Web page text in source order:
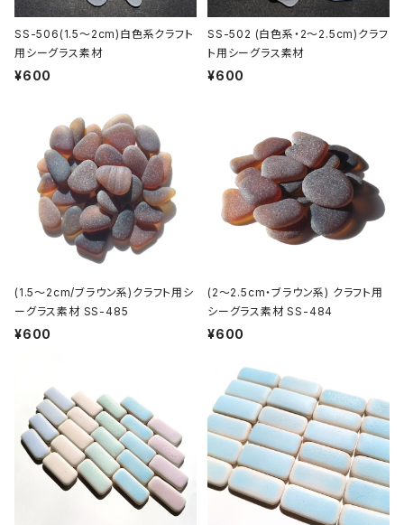
SS-506(1.5～2cm)白色系クラフト
用シーグラス素材
¥600
SS-502 (白色系・2～2.5cm)クラフ
ト用シーグラス素材
¥600
(1.5～2cm/ブラウン系)クラフト用シ
ーグラス素材 SS-485
¥600
(2～2.5cm・ブラウン系) クラフト用
シーグラス素材 SS-484
¥600